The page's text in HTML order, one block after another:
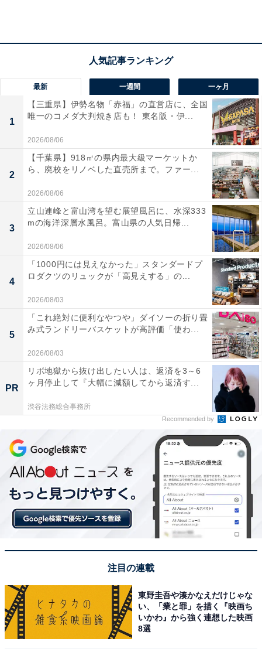
1点目は、何と言っても「温泉大浴場」。場所柄から温
本格的な温泉が湧く。泉質は「含よう素－ナトリウム－
塩化物強塩温泉」。やや黄味がかったナトリウム成分の
多い温泉で、舐めると塩からい。温泉法基準の27倍もの
成分が溶け込んだとてもよい湯で、とろみがあって湯冷
めしにくい。本格的な温泉の満たされた温泉大浴場で手
足を伸ばせるのは、旅館の醍醐味だろう。
温泉成分がたっぷりの大手町温泉
2：靴を脱いでゆったり寛ぐ
最新 一週間 一ヶ月
1
【三重県】伊勢名物「赤福」の直営店に、全国
唯一のコメダ大判焼き店も！ 東名阪・伊...
2026/08/06
2
【千葉県】918㎡の県内最大級マーケットか
ら、廃校をリノベした直売所まで。ファー...
2026/08/06
3
立山連峰と富山湾を望む展望風呂に、水深333
mの海洋深層水風呂。富山県の人気日帰...
2026/08/06
4
「1000円には見えなかった」スタンダードプ
ロダクツのリュックが「高見えする」の...
2026/08/03
5
「これ絶対に便利なやつや」ダイソーの折り畳
み式ランドリーバスケットが高評価「使わ...
2026/08/03
PR
リボ地獄から抜け出したい人は、返済を3～6
ヶ月停止して『大幅に減額してから返済す...
渋谷法務総合事務所
Recommended by
注目の連載
東野圭吾や湊かなえだけじゃな
い、「業と罪」を描く『映画ち
いかわ』から強く連想した映画
8選